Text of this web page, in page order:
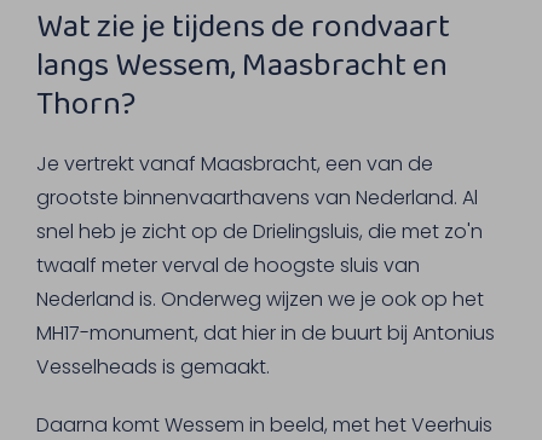
Wat zie je tijdens de rondvaart
langs Wessem, Maasbracht en
Thorn?
Je vertrekt vanaf Maasbracht, een van de
grootste binnenvaarthavens van Nederland. Al
snel heb je zicht op de Drielingsluis, die met zo'n
twaalf meter verval de hoogste sluis van
Nederland is. Onderweg wijzen we je ook op het
MH17-monument, dat hier in de buurt bij Antonius
Vesselheads is gemaakt.
Daarna komt Wessem in beeld, met het Veerhuis